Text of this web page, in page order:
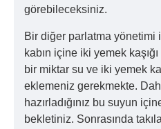
görebileceksiniz.
Bir diğer parlatma yönetimi
kabın içine iki yemek
bir miktar su ve iki yemek
eklemeniz gerekmekte.
hazırladığınız bu suyun
bekletiniz. Sonrasında